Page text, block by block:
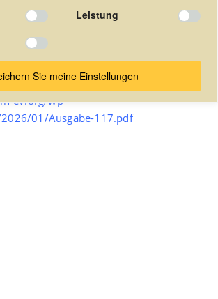
Leistung
Sie meine Einstellungen
– Hier wird
finden ganz leicht! –
ev.org/wp-
01/Ausgabe-117.pdf